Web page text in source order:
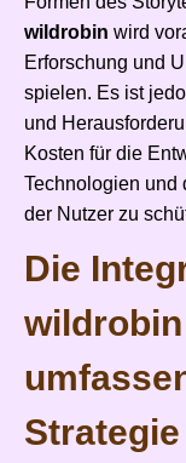
wildrobin wird
Erforschung und
spielen. Es ist
und
Kosten für die
Technologien und
der Nutzer zu
Die
Strategie